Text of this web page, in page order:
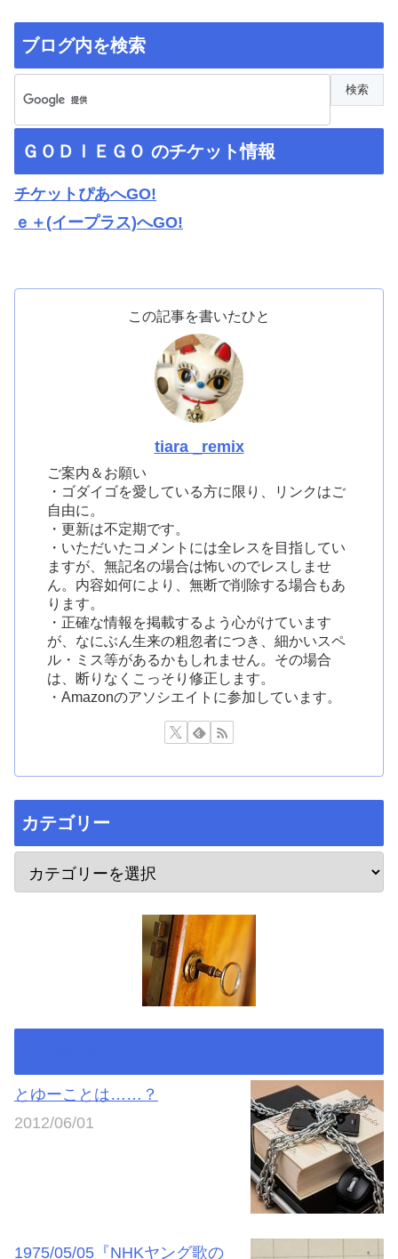
ブログ内を検索
ＧＯＤＩＥＧＯ のチケット情報
チケットぴあへGO!
ｅ＋(イープラス)へGO!
この記事を書いたひと
tiara _remix
ご案内＆お願い
・ゴダイゴを愛している方に限り、リンクはご
自由に。
・更新は不定期です。
・いただいたコメントには全レスを目指してい
ますが、無記名の場合は怖いのでレスしませ
ん。内容如何により、無断で削除する場合もあ
ります。
・正確な情報を掲載するよう心がけています
が、なにぶん生来の粗忽者につき、細かいスペ
ル・ミス等があるかもしれません。その場合
は、断りなくこっそり修正します。
・Amazonのアソシエイトに参加しています。
カテゴリー
とゆーことは……？
2012/06/01
1975/05/05『NHKヤング歌の